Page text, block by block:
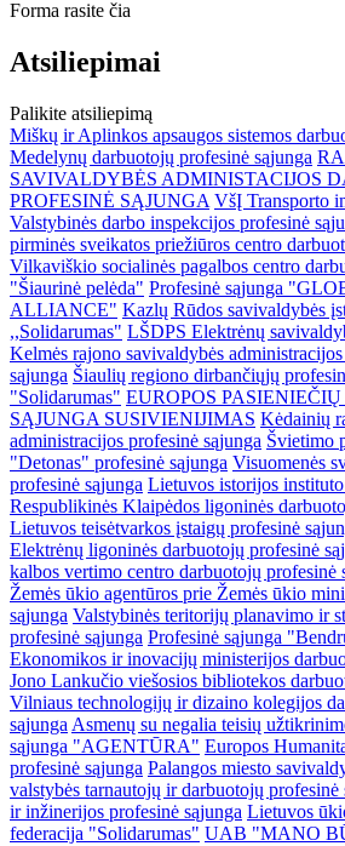
Forma rasite čia
Atsiliepimai
Palikite atsiliepimą
Miškų ir Aplinkos apsaugos sistemos
Medelynų darbuotojų profesinė sąjunga
SAVIVALDYBĖS ADMINISTACIJOS
PROFESINĖ SĄJUNGA VšĮ Transporto
Valstybinės darbo inspekcijos profesinė
pirminės sveikatos priežiūros centro
Vilkaviškio socialinės pagalbos centro
"Šiaurinė pelėda" Profesinė sąjunga
ALLIANCE" Kazlų Rūdos savivaldybės
,,Solidarumas" LŠDPS Elektrėnų
Kelmės rajono savivaldybės
sąjunga Šiaulių regiono dirbančiųjų
"Solidarumas" EUROPOS PASIENIEČIŲ
SĄJUNGA SUSIVIENIJIMAS Kėdainių
administracijos profesinė sąjunga Švietimo
"Detonas" profesinė sąjunga Visuomenės
profesinė sąjunga Lietuvos istorijos
Respublikinės Klaipėdos ligoninės
Lietuvos teisėtvarkos įstaigų profesinė
Elektrėnų ligoninės darbuotojų profesinė
kalbos vertimo centro darbuotojų profesinė
Žemės ūkio agentūros prie Žemės ūkio
sąjunga Valstybinės teritorijų planavimo ir
profesinė sąjunga Profesinė sąjunga
Ekonomikos ir inovacijų ministerijos
Jono Lankučio viešosios bibliotekos
Vilniaus technologijų ir dizaino kolegijos
sąjunga Asmenų su negalia teisių
sąjunga "AGENTŪRA" Europos
profesinė sąjunga Palangos miesto
valstybės tarnautojų ir darbuotojų profesinė
ir inžinerijos profesinė sąjunga Lietuvos
federacija "Solidarumas" UAB "MANO